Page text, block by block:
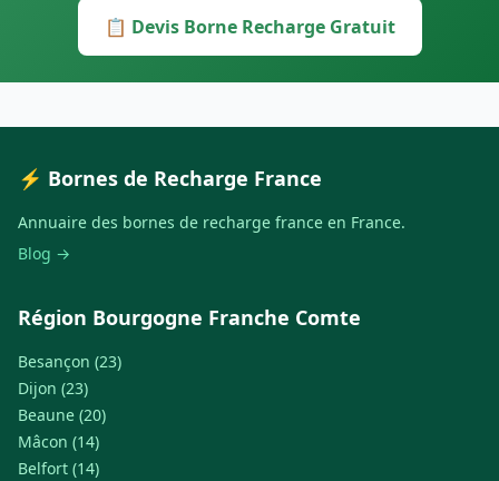
📋 Devis Borne Recharge Gratuit
⚡ Bornes de Recharge France
Annuaire des bornes de recharge france en France.
Blog →
Région Bourgogne Franche Comte
Besançon (23)
Dijon (23)
Beaune (20)
Mâcon (14)
Belfort (14)